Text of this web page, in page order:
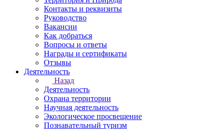
Контакты и реквизиты
Руководство
Вакансии
Как добраться
Вопросы и ответы
Награды и сертификаты
Отзывы
Деятельность
Назад
Деятельность
Охрана территории
Научная деятельность
Экологическое просвещение
Познавательный туризм